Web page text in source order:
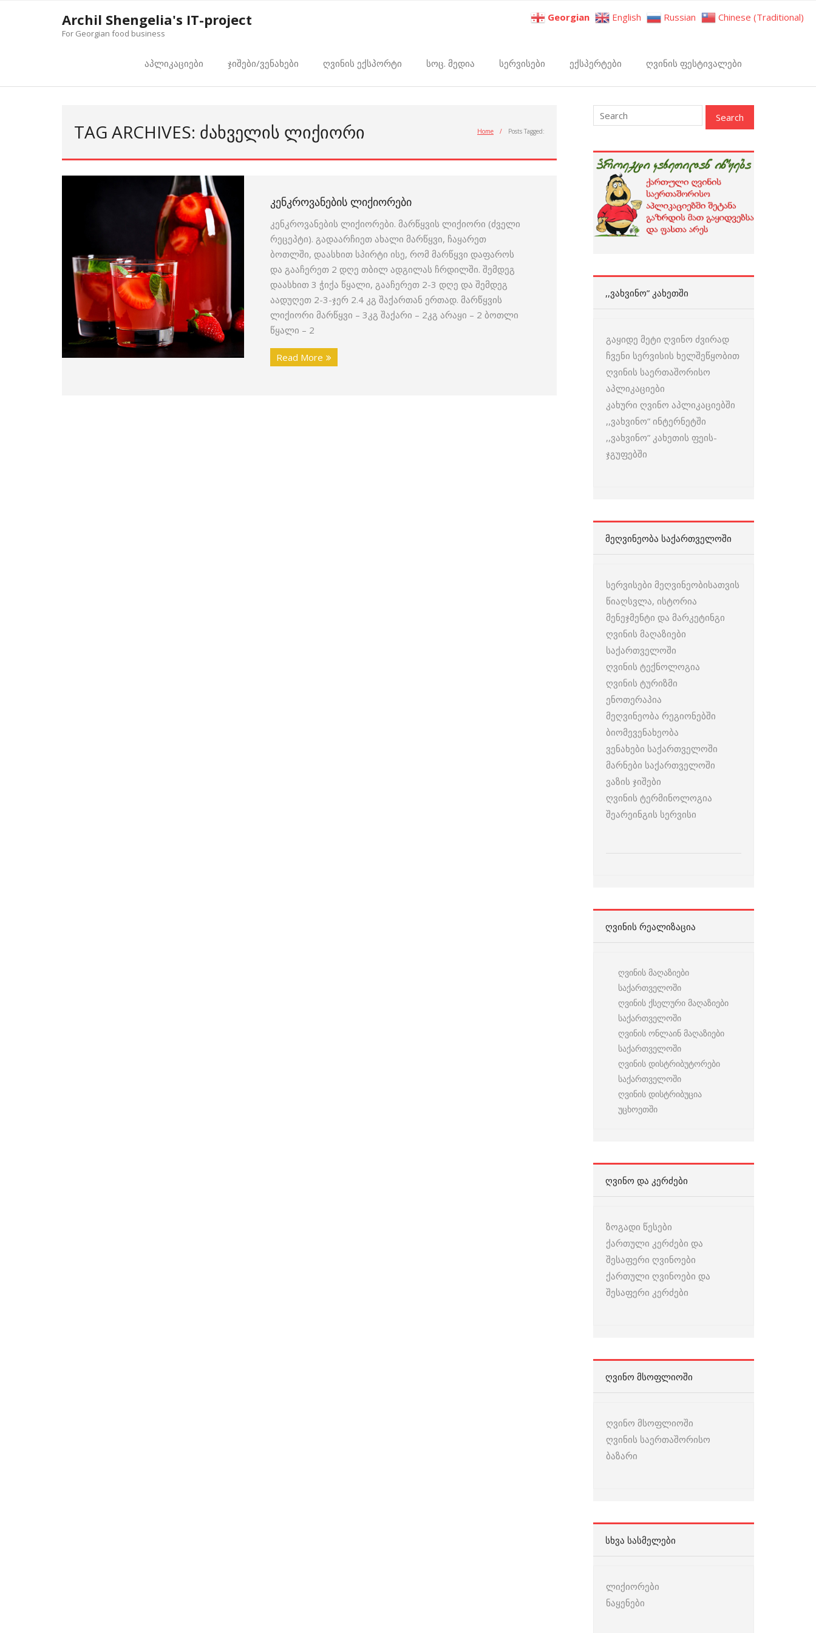
Archil Shengelia's IT-project
For Georgian food business
აპლიკაციები ჯიშები/ვენახები ღვინის ექსპორტი სოც. მედია სერვისები ექსპერტები ღვინის ფესტივალები
TAG ARCHIVES: ᲫᲐᲮᲕᲔᲚᲘᲡ ᲚᲘᲥᲘᲝᲠᲘ Home / Posts Tagged:
ᲙᲔᲜᲙᲠᲝᲕᲐᲜᲔᲑᲘᲡ ᲚᲘᲥᲘᲝᲠᲔᲑᲘ
კენკროვანების ლიქიორები. მარწყვის ლიქიორი (ძველი
რეცეპტი). გადაარჩიეთ ახალი მარწყვი, ჩაყარეთ
ბოთლში, დაასხით სპირტი ისე, რომ მარწყვი დაფაროს
და გააჩერეთ 2 დღე თბილ ადგილას ჩრდილში. შემდეგ
დაასხით 3 ჭიქა წყალი, გააჩერეთ 2-3 დღე და შემდეგ
აადუღეთ 2-3-ჯერ 2.4 კგ შაქართან ერთად. მარწყვის
ლიქიორი მარწყვი – 3კგ შაქარი – 2კგ არაყი – 2 ბოთლი
წყალი – 2
Read More
,,ᲕᲐᲮᲕᲘᲜᲝ” ᲙᲐᲮᲔᲗᲨᲘ
გაყიდე მეტი ღვინო ძვირად
ჩვენი სერვისის ხელშეწყობით
ღვინის საერთაშორისო
აპლიკაციები
კახური ღვინო აპლიკაციებში
,,ვახვინო” ინტერნეტში
,,ვახვინო” კახეთის ფეის-
ჯგუფებში
ᲛᲔᲦᲕᲘᲜᲔᲝᲑᲐ ᲡᲐᲥᲐᲠᲗᲕᲔᲚᲝᲨᲘ
სერვისები მეღვინეობისათვის
წიაღსვლა, ისტორია
მენეჯმენტი და მარკეტინგი
ღვინის მაღაზიები
საქართველოში
ღვინის ტექნოლოგია
ღვინის ტურიზმი
ენოთერაპია
მეღვინეობა რეგიონებში
ბიომევენახეობა
ვენახები საქართველოში
მარნები საქართველოში
ვაზის ჯიშები
ღვინის ტერმინოლოგია
შეარეინგის სერვისი
ᲦᲕᲘᲜᲘᲡ ᲠᲔᲐᲚᲘᲖᲐᲪᲘᲐ
ღვინის მაღაზიები
საქართველოში
ღვინის ქსელური მაღაზიები
საქართველოში
ღვინის ონლაინ მაღაზიები
საქართველოში
ღვინის დისტრიბუტორები
საქართველოში
ღვინის დისტრიბუცია
უცხოეთში
ᲦᲕᲘᲜᲝ ᲓᲐ ᲙᲔᲠᲫᲔᲑᲘ
ზოგადი წესები
ქართული კერძები და
შესაფერი ღვინოები
ქართული ღვინოები და
შესაფერი კერძები
ᲦᲕᲘᲜᲝ ᲛᲡᲝᲤᲚᲘᲝᲨᲘ
ღვინო მსოფლიოში
ღვინის საერთაშორისო
ბაზარი
ᲡᲮᲕᲐ ᲡᲐᲡᲛᲔᲚᲔᲑᲘ
ლიქიორები
ნაყენები
Georgian English Russian Chinese (Traditional)